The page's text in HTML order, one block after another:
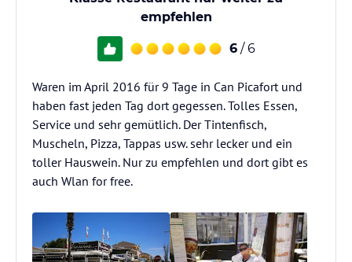
empfehlen
6 / 6
Waren im April 2016 für 9 Tage in Can Picafort und
haben fast jeden Tag dort gegessen. Tolles Essen,
Service und sehr gemütlich. Der Tintenfisch,
Muscheln, Pizza, Tappas usw. sehr lecker und ein
toller Hauswein. Nur zu empfehlen und dort gibt es
auch Wlan for free.